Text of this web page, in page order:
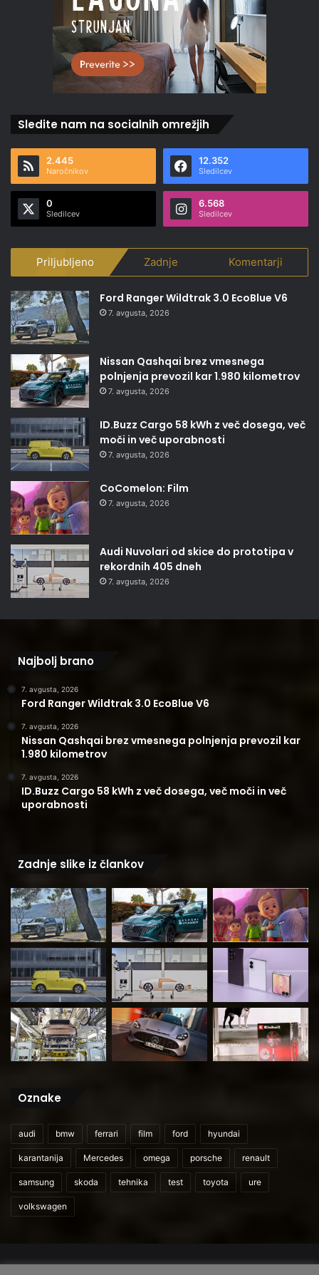
Sledite nam na socialnih omrežjih
2.445
Naročnikov
12.352
Sledilcev
0
Sledilcev
6.568
Sledilcev
Priljubljeno Zadnje Komentarji
Ford Ranger Wildtrak 3.0 EcoBlue V6
7. avgusta, 2026
Nissan Qashqai brez vmesnega
polnjenja prevozil kar 1.980 kilometrov
7. avgusta, 2026
ID.Buzz Cargo 58 kWh z več dosega, več
moči in več uporabnosti
7. avgusta, 2026
CoComelon: Film
7. avgusta, 2026
Audi Nuvolari od skice do prototipa v
rekordnih 405 dneh
7. avgusta, 2026
Najbolj brano
7. avgusta, 2026
Ford Ranger Wildtrak 3.0 EcoBlue V6
7. avgusta, 2026
Nissan Qashqai brez vmesnega polnjenja prevozil kar
1.980 kilometrov
7. avgusta, 2026
ID.Buzz Cargo 58 kWh z več dosega, več moči in več
uporabnosti
Zadnje slike iz člankov
Oznake
audi bmw ferrari film ford hyundai
karantanija Mercedes omega porsche renault
samsung skoda tehnika test toyota ure
volkswagen